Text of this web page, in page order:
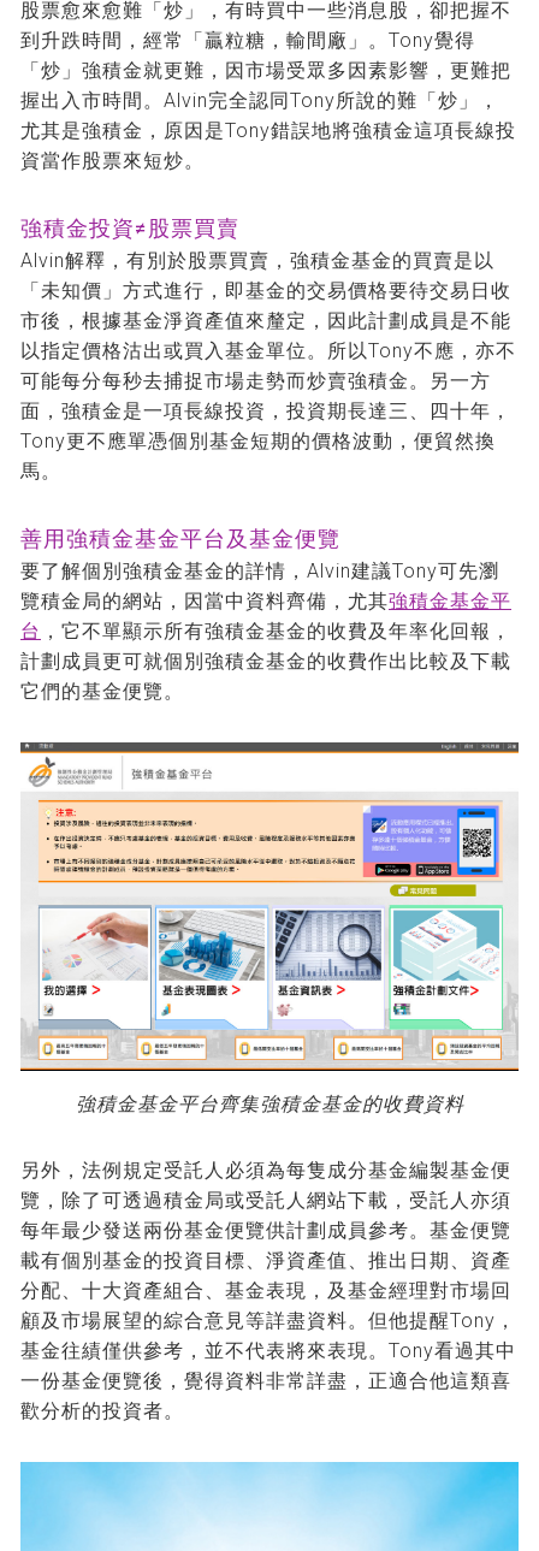
股票愈來愈難「炒」，有時買中一些消息股，卻把握不
到升跌時間，經常「贏粒糖，輸間廠」。Tony覺得
「炒」強積金就更難，因市場受眾多因素影響，更難把
握出入市時間。Alvin完全認同Tony所說的難「炒」，
尤其是強積金，原因是Tony錯誤地將強積金這項長線投
資當作股票來短炒。
強積金投資≠股票買賣
Alvin解釋，有別於股票買賣，強積金基金的買賣是以
「未知價」方式進行，即基金的交易價格要待交易日收
市後，根據基金淨資產值來釐定，因此計劃成員是不能
以指定價格沽出或買入基金單位。所以Tony不應，亦不
可能每分每秒去捕捉市場走勢而炒賣強積金。另一方
面，強積金是一項長線投資，投資期長達三、四十年，
Tony更不應單憑個別基金短期的價格波動，便貿然換
馬。
善用強積金基金平台及基金便覽
要了解個別強積金基金的詳情，Alvin建議Tony可先瀏
覽積金局的網站，因當中資料齊備，尤其強積金基金平
台 ，它不單顯示所有強積金基金的收費及年率化回報，
計劃成員更可就個別強積金基金的收費作出比較及下載
它們的基金便覽。
強積金基金平台齊集強積金基金的收費資料
另外，法例規定受託人必須為每隻成分基金編製基金便
覽，除了可透過積金局或受託人網站下載，受託人亦須
每年最少發送兩份基金便覽供計劃成員參考。基金便覽
載有個別基金的投資目標、淨資產值、推出日期、資產
分配、十大資產組合、基金表現，及基金經理對市場回
顧及市場展望的綜合意見等詳盡資料。但他提醒Tony，
基金往績僅供參考，並不代表將來表現。Tony看過其中
一份基金便覽後，覺得資料非常詳盡，正適合他這類喜
歡分析的投資者。